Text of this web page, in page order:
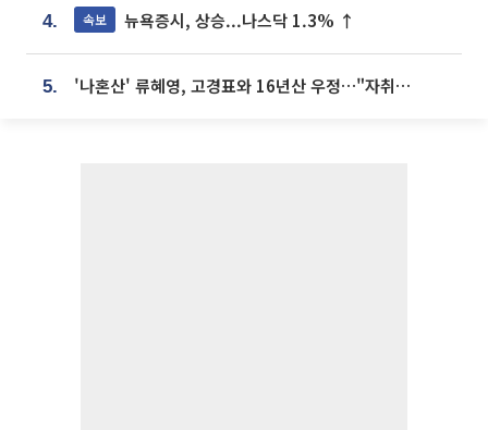
4. 속보 뉴욕증시, 상승...나스닥 1.3% ↑
5. '나혼산' 류혜영, 고경표와 16년산 우정…"자취방서 부모님과 마주쳐"